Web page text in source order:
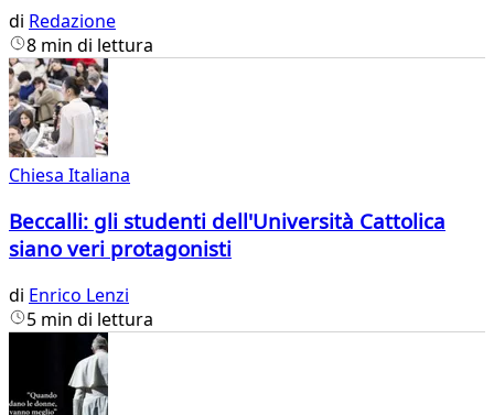
di Redazione
8 min di lettura
Chiesa Italiana
Beccalli: gli studenti dell'Università Cattolica
siano veri protagonisti
di Enrico Lenzi
5 min di lettura